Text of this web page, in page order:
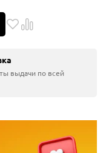
выдачи по всей